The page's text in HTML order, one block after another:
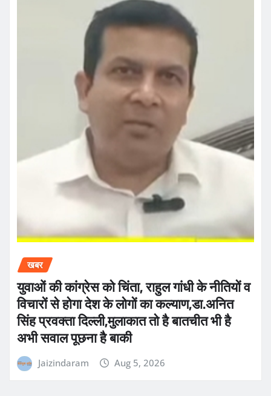
खबर
युवाओं की कांग्रेस को चिंता, राहुल गांधी के नीतियों व
विचारों से होगा देश के लोगों का कल्याण,डा.अनित
सिंह प्रवक्ता दिल्ली,मुलाकात तो है बातचीत भी है
अभी सवाल पूछना है बाकी
Jaizindaram Aug 5, 2026